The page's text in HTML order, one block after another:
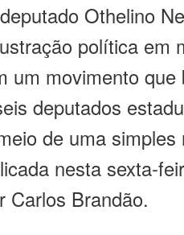
Othelino
política em
um movimento
deputados
de uma simples
nesta sexta-
Carlos Brandão.